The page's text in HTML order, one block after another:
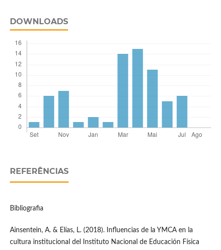
DOWNLOADS
REFERÊNCIAS
Bibliografia
Ainsentein, A. & Elías, L. (2018). Influencias de la YMCA en la
cultura institucional del Instituto Nacional de Educación Física